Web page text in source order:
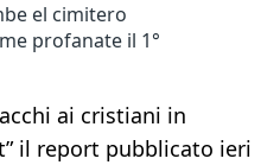
el cimitero
profanate il 1°
ai cristiani in
il report pubblicato ieri